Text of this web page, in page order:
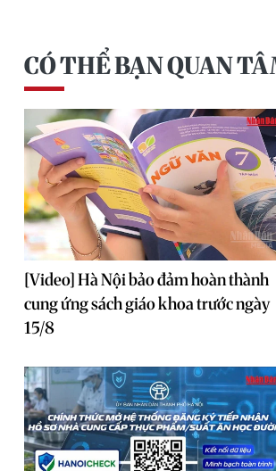
CÓ THỂ BẠN QUAN
[Video] Hà Nội bảo đảm hoàn thành
cung ứng sách giáo khoa trước ngày
15/8